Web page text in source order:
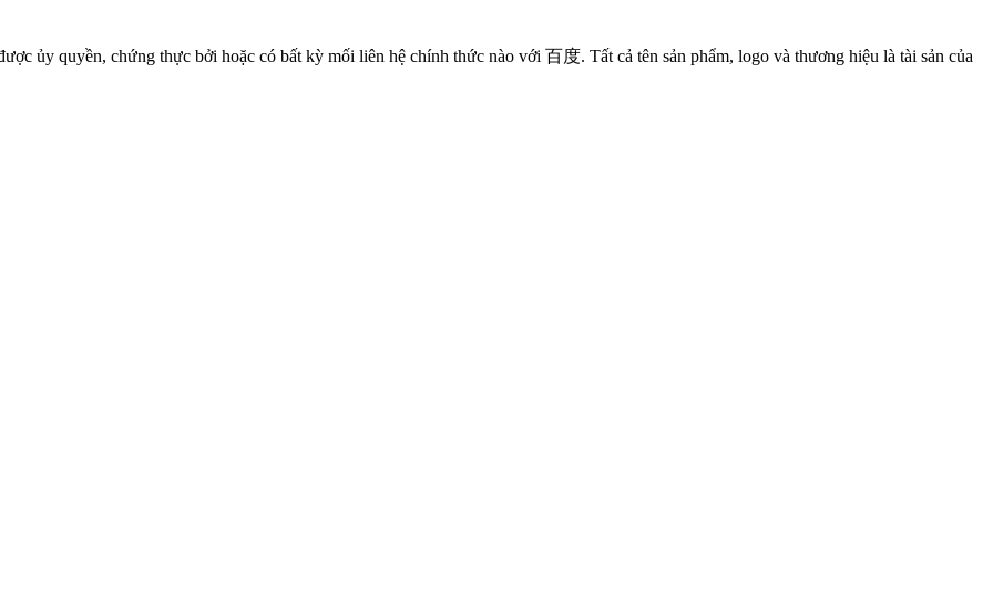
ủy quyền, chứng thực bởi hoặc có bất kỳ mối liên hệ chính thức nào với 百度. Tất cả tên sản phẩm, logo và thương hiệu là tài sản của